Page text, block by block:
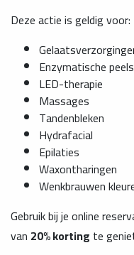
Deze actie is geldig voor:
Enzymatische peels
LED-therapie
Massages
Tandenbleken
Hydrafacial
Epilaties
Waxontharingen
Wenkbrauwen
Gebruik bij je online
van 20% korting te